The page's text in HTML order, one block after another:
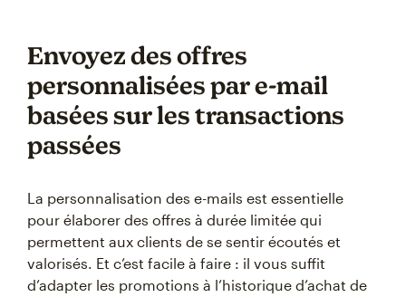
Envoyez des offres
personnalisées par e-mail
basées sur les transactions
passées
La personnalisation des e-mails est essentielle
pour élaborer des offres à durée limitée qui
permettent aux clients de se sentir écoutés et
valorisés. Et c’est facile à faire : il vous suffit
d’adapter les promotions à l’historique d’achat de